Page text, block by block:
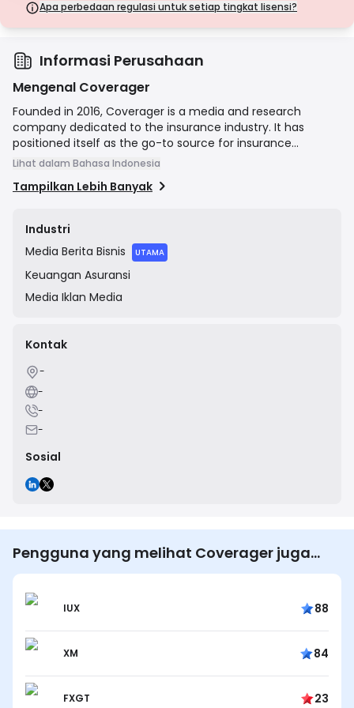
Apa perbedaan regulasi untuk setiap tingkat lisensi?
langkah keamanan.
Dari yurisdiksi dengan pengawasan minimal, lisensi ini seringkali
asuransi. Meskipun menarik untuk fleksibilitas operasional, lisensi ini
menimbulkan risiko yang lebih tinggi bagi pedagang.
Informasi Perusahaan
Mengenal Coverager
Founded in 2016, Coverager is a media and research
company dedicated to the insurance industry. It has
positioned itself as the go-to source for insurance
executives, investors, and entrepreneurs to get the latest
innovation (Insurtech). The company's mission is to help
better-informed decisions through its digital content,
newsletters, and in-depth reports.
Lihat dalam Bahasa Indonesia
Tampilkan Lebih Banyak
Industri
Media Berita Bisnis UTAMA
Keuangan Asuransi
Media Iklan Media
Kontak
-
-
-
-
Sosial
Pengguna yang melihat Coverager juga
melihat…
IUX 88
XM 84
FXGT 23